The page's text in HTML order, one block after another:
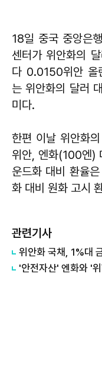
18일 중국 중앙은
센터가 위안화의
다 0.0150위안 올
는 위안화의 달러
미다.
한편 이날 위안화
위안, 엔화(100엔)
운드화 대비 환율
화 대비 원화 고시
관련기사
위안화 국채, 1%대
'안전자산' 엔화와 '